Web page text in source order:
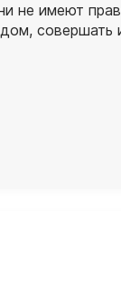
не имеют
совершать